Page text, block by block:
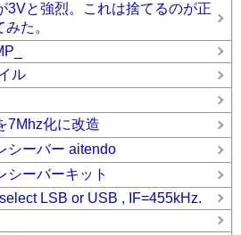
3Vと強烈。これは捨てるのが正
た。
ル
7Mhz化に改造
シーバー aitendo
シーバーキット
LSB or USB , IF=455kHz.